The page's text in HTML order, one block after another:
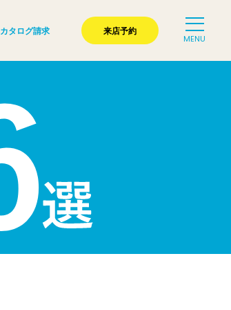
カタログ請求 来店予約